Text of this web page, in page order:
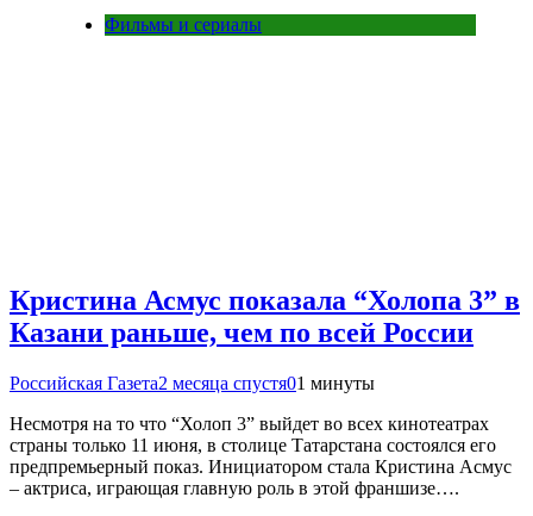
Фильмы и сериалы
Кристина Асмус показала “Холопа 3” в
Казани раньше, чем по всей России
Российская Газета2 месяца спустя01 минуты
Несмотря на то что “Холоп 3” выйдет во всех кинотеатрах
страны только 11 июня, в столице Татарстана состоялся его
предпремьерный показ. Инициатором стала Кристина Асмус
– актриса, играющая главную роль в этой франшизе….